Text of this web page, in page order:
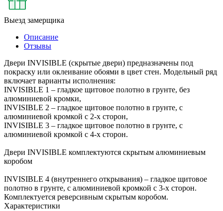
Выезд замерщика
Описание
Отзывы
Двери INVISIBLE (скрытые двери) предназначены под
покраску или оклеивание обоями в цвет стен. Модельный ряд
включает варианты исполнения:
INVISIBLE 1 – гладкое щитовое полотно в грунте, без
алюминиевой кромки,
INVISIBLE 2 – гладкое щитовое полотно в грунте, с
алюминиевой кромкой с 2-х сторон,
INVISIBLE 3 – гладкое щитовое полотно в грунте, с
алюминиевой кромкой с 4-х сторон.
Двери INVISIBLE комплектуются скрытым алюминиевым
коробом
INVISIBLE 4 (внутреннего открывания) – гладкое щитовое
полотно в грунте, с алюминиевой кромкой с 3-х сторон.
Комплектуется реверсивным скрытым коробом.
Характеристики